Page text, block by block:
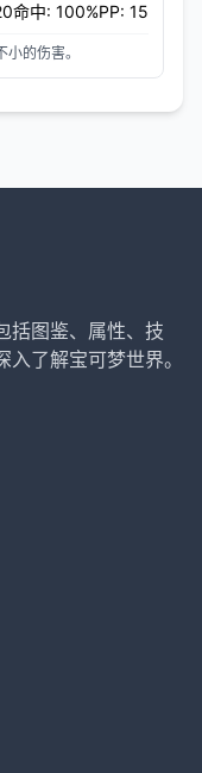
命中: 100%PP: 15
的伤害。
括图鉴、属性、技
了解宝可梦世界。